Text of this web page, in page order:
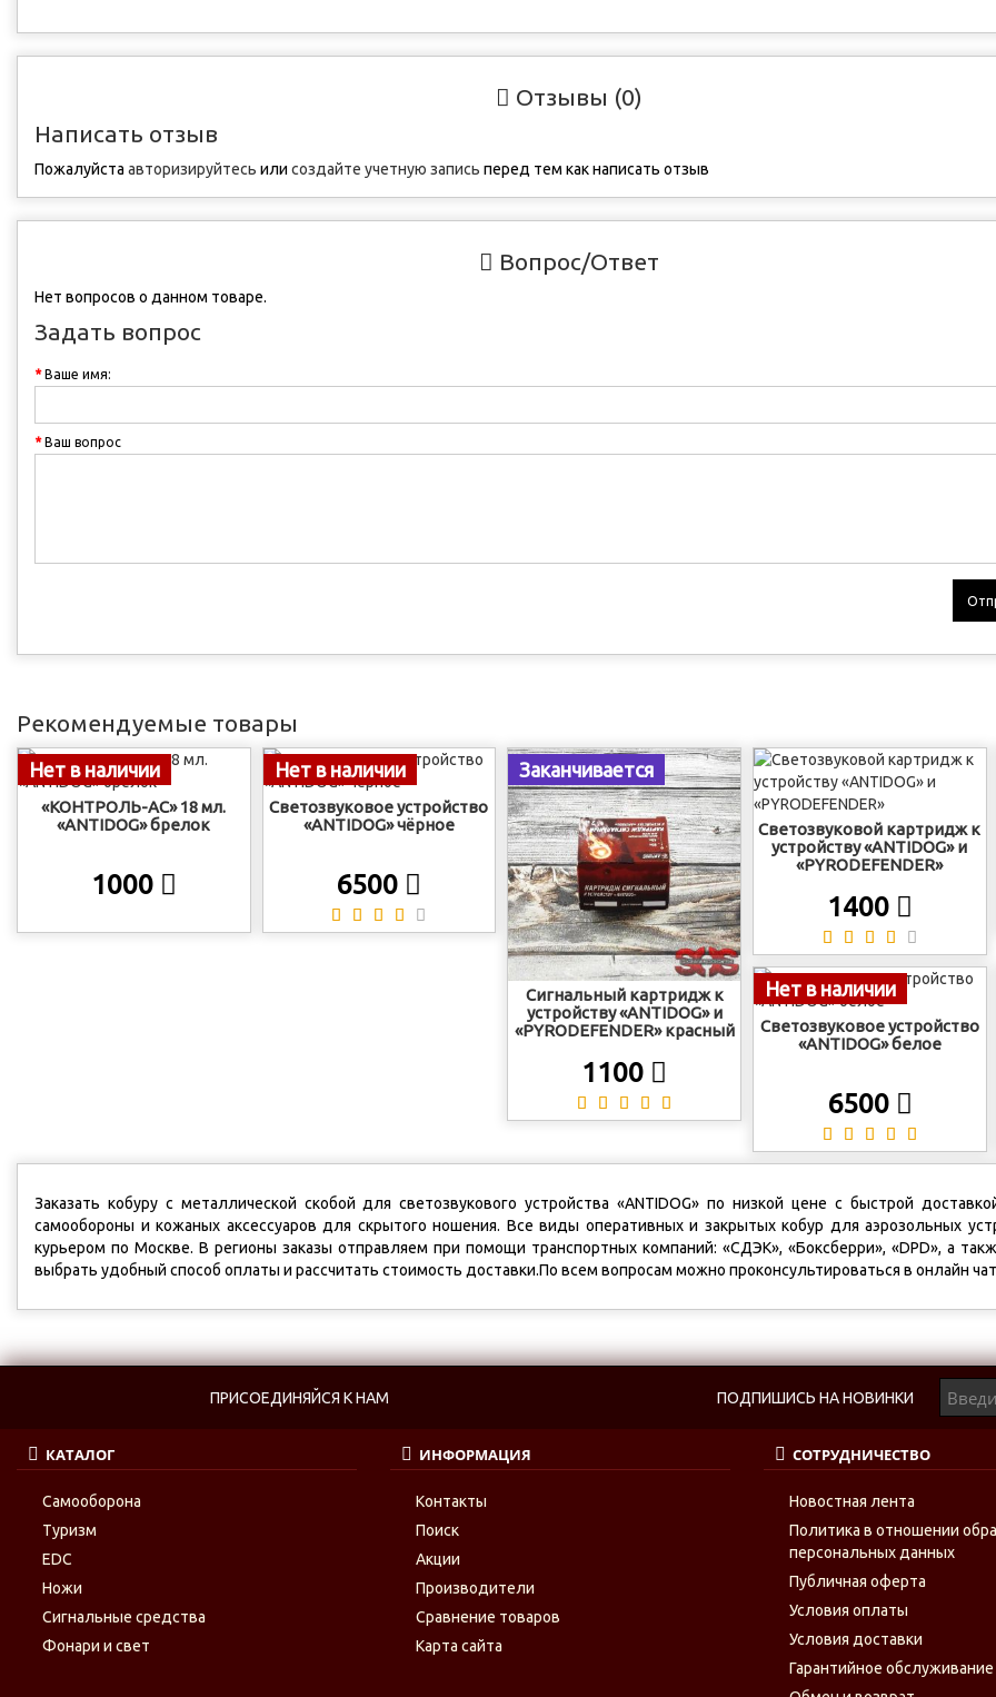
Отзывы (0)
Написать отзыв
Пожалуйста авторизируйтесь или создайте учетную запись перед тем как написать отзыв
Вопрос/Ответ
Нет вопросов о данном товаре.
Задать вопрос
Ваше имя:
Ваш вопрос
Рекомендуемые товары
Нет в наличии
«КОНТРОЛЬ-АС» 18 мл.
«ANTIDOG» брелок
1000
Нет в наличии
Светозвуковое устройство
«ANTIDOG» чёрное
6500
Заканчивается
Сигнальный картридж к
устройству «ANTIDOG» и
«PYRODEFENDER» красный
1100
Светозвуковой картридж к
устройству «ANTIDOG» и
«PYRODEFENDER»
1400
Нет в наличии
Светозвуковое устройство
«ANTIDOG» белое
6500
Заказать кобуру с металлической скобой для светозвукового устройства «ANTIDOG» по низкой цене с быстрой
самообороны и кожаных аксессуаров для скрытого ношения. Все виды оперативных и закрытых кобур для аэрозольных
курьером по Москве. В регионы заказы отправляем при помощи транспортных компаний: «СДЭК», «Боксберри», «DPD», а
выбрать удобный способ оплаты и рассчитать стоимость доставки.По всем вопросам можно проконсультироваться в онлайн
ПРИСОЕДИНЯЙСЯ К НАМ ПОДПИШИСЬ НА НОВИНКИ
КАТАЛОГ
Самооборона
Туризм
EDC
Ножи
Сигнальные средства
Фонари и свет
ИНФОРМАЦИЯ
Контакты
Поиск
Акции
Производители
Сравнение товаров
Карта сайта
СОТРУДНИЧЕСТВО
Новостная лента
Политика в отношении
персональных данных
Публичная оферта
Условия оплаты
Условия доставки
Гарантийное обслуживание